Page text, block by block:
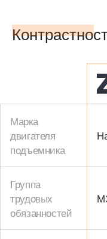
Марка
двигателя
подъемника
Группа
трудовых
обязанностей